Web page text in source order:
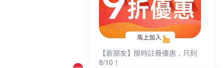
【新朋友】限時註冊優惠，只到
8/10！